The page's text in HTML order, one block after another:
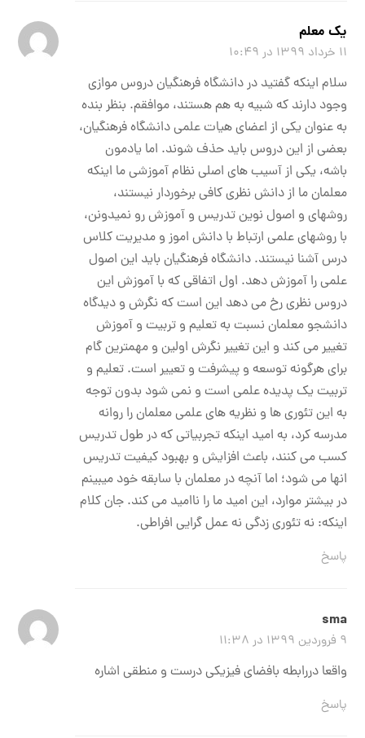
یک معلم
۱۱ خرداد ۱۳۹۹ در ۱۰:۴۹
سلام اینکه گفتید در دانشگاه فرهنگیان دروس موازی
وجود دارند که شبیه به هم هستند، موافقم. بنظر بنده
به عنوان یکی از اعضای هیات علمی دانشگاه فرهنگیان،
بعضی از این دروس باید حذف شوند. اما یادمون
باشه، یکی از آسیب های اصلی نظام آموزشی ما اینکه
معلمان ما از دانش نظری کافی برخوردار نیستند،
روشهای و اصول نوین تدریس و آموزش رو نمیدونن،
با روشهای علمی ارتباط با دانش اموز و مدیریت کلاس
درس آشنا نیستند. دانشگاه فرهنگیان باید این اصول
علمی را آموزش دهد. اول اتفاقی که با آموزش این
دروس نظری رخ می دهد این است که نگرش و دیدگاه
دانشجو معلمان نسبت به تعلیم و تربیت و آموزش
تغییر می کند و این تغییر نگرش اولین و مهمترین گام
برای هرگونه توسعه و پیشرفت و تعییر است. تعلیم و
تربیت یک پدیده علمی است و نمی شود بدون توجه
به این تئوری ها و نظریه های علمی معلمان را روانه
مدرسه کرد، به امید اینکه تجربیاتی که در طول تدریس
کسب می کنند، باعث افزایش و بهبود کیفیت تدریس
انها می شود؛ اما آنچه در معلمان با سابقه خود میبینم
در بیشتر موارد، این امید ما را ناامید می کند. جان کلام
اینکه: نه تئوری زدگی نه عمل گرایی افراطی.
پاسخ
sma
۹ فروردین ۱۳۹۹ در ۱۱:۳۸
واقعا دررابطه بافضای فیزیکی درست و منطقی اشاره
پاسخ